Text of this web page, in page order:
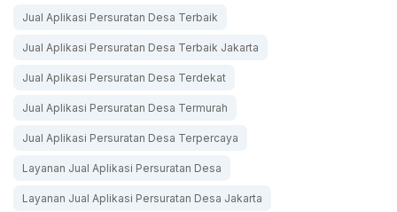
Jual Aplikasi Persuratan Desa Terbaik
Jual Aplikasi Persuratan Desa Terbaik Jakarta
Jual Aplikasi Persuratan Desa Terdekat
Jual Aplikasi Persuratan Desa Termurah
Jual Aplikasi Persuratan Desa Terpercaya
Layanan Jual Aplikasi Persuratan Desa
Layanan Jual Aplikasi Persuratan Desa Jakarta